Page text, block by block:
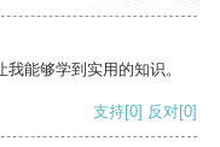
能够学到实用的知识。
支持[0] 反对[0]